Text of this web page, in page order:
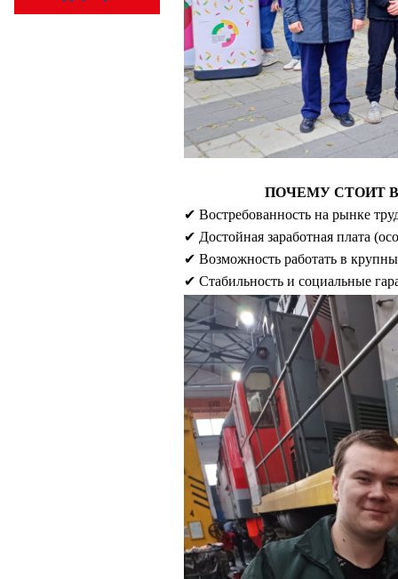
ПОЧЕМУ СТОИТ
✔ Востребованность на рынке
✔ Достойная заработная плата
✔ Возможность работать в
✔ Стабильность и социальные